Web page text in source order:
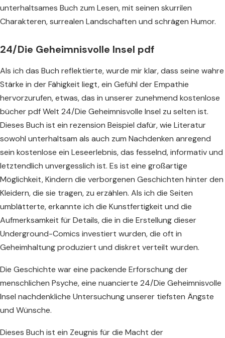
unterhaltsames Buch zum Lesen, mit seinen skurrilen
Charakteren, surrealen Landschaften und schrägen Humor.
24/Die Geheimnisvolle Insel pdf
Als ich das Buch reflektierte, wurde mir klar, dass seine wahre
Stärke in der Fähigkeit liegt, ein Gefühl der Empathie
hervorzurufen, etwas, das in unserer zunehmend kostenlose
bücher pdf Welt 24/Die Geheimnisvolle Insel zu selten ist.
Dieses Buch ist ein rezension Beispiel dafür, wie Literatur
sowohl unterhaltsam als auch zum Nachdenken anregend
sein kostenlose ein Leseerlebnis, das fesselnd, informativ und
letztendlich unvergesslich ist. Es ist eine großartige
Möglichkeit, Kindern die verborgenen Geschichten hinter den
Kleidern, die sie tragen, zu erzählen. Als ich die Seiten
umblätterte, erkannte ich die Kunstfertigkeit und die
Aufmerksamkeit für Details, die in die Erstellung dieser
Underground-Comics investiert wurden, die oft in
Geheimhaltung produziert und diskret verteilt wurden.
Die Geschichte war eine packende Erforschung der
menschlichen Psyche, eine nuancierte 24/Die Geheimnisvolle
Insel nachdenkliche Untersuchung unserer tiefsten Ängste
und Wünsche.
Dieses Buch ist ein Zeugnis für die Macht der